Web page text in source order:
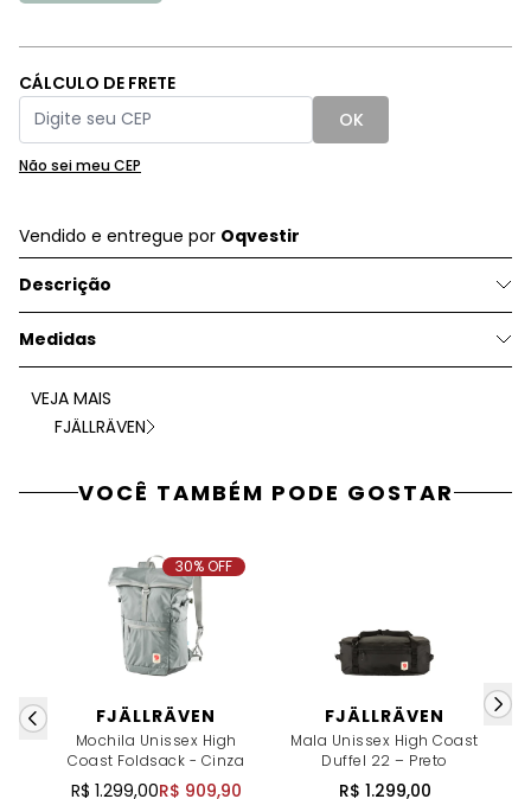
CÁLCULO DE FRETE
OK
Não sei meu CEP
Vendido e entregue por Oqvestir
Descrição
Medidas
VEJA MAIS
FJÄLLRÄVEN
VOCÊ TAMBÉM PODE GOSTAR
FJÄLLRÄVEN
Mochila Unissex High
Coast Foldsack - Cinza
R$ 1.299,00R$ 909,90
30% OFF
FJÄLLRÄVEN
Mala Unissex High Coast
Duffel 22 – Preto
R$ 1.299,00